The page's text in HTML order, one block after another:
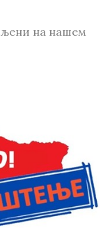
на нашем